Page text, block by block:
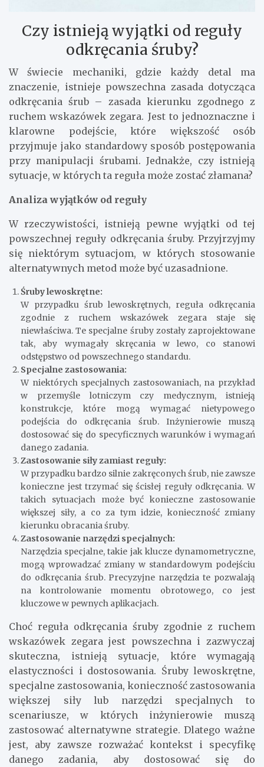
Czy istnieją wyjątki od reguły
odkręcania śruby?
W świecie mechaniki, gdzie każdy detal ma
znaczenie, istnieje powszechna zasada dotycząca
odkręcania śrub – zasada kierunku zgodnego z
ruchem wskazówek zegara. Jest to jednoznaczne i
klarowne podejście, które większość osób
przyjmuje jako standardowy sposób postępowania
przy manipulacji śrubami. Jednakże, czy istnieją
sytuacje, w których ta reguła może zostać złamana?
Analiza wyjątków od reguły
W rzeczywistości, istnieją pewne wyjątki od tej
powszechnej reguły odkręcania śruby. Przyjrzyjmy
się niektórym sytuacjom, w których stosowanie
alternatywnych metod może być uzasadnione.
Śruby lewoskrętne:
W przypadku śrub lewoskrętnych, reguła odkręcania
zgodnie z ruchem wskazówek zegara staje się
niewłaściwa. Te specjalne śruby zostały zaprojektowane
tak, aby wymagały skręcania w lewo, co stanowi
odstępstwo od powszechnego standardu.
Specjalne zastosowania:
W niektórych specjalnych zastosowaniach, na przykład
w przemyśle lotniczym czy medycznym, istnieją
konstrukcje, które mogą wymagać nietypowego
podejścia do odkręcania śrub. Inżynierowie muszą
dostosować się do specyficznych warunków i wymagań
danego zadania.
Zastosowanie siły zamiast reguły:
W przypadku bardzo silnie zakręconych śrub, nie zawsze
konieczne jest trzymać się ścisłej reguły odkręcania. W
takich sytuacjach może być konieczne zastosowanie
większej siły, a co za tym idzie, konieczność zmiany
kierunku obracania śruby.
Zastosowanie narzędzi specjalnych:
Narzędzia specjalne, takie jak klucze dynamometryczne,
mogą wprowadzać zmiany w standardowym podejściu
do odkręcania śrub. Precyzyjne narzędzia te pozwalają
na kontrolowanie momentu obrotowego, co jest
kluczowe w pewnych aplikacjach.
Choć reguła odkręcania śruby zgodnie z ruchem
wskazówek zegara jest powszechna i zazwyczaj
skuteczna, istnieją sytuacje, które wymagają
elastyczności i dostosowania. Śruby lewoskrętne,
specjalne zastosowania, konieczność zastosowania
większej siły lub narzędzi specjalnych to
scenariusze, w których inżynierowie muszą
zastosować alternatywne strategie. Dlatego ważne
jest, aby zawsze rozważać kontekst i specyfikę
danego zadania, aby dostosować się do